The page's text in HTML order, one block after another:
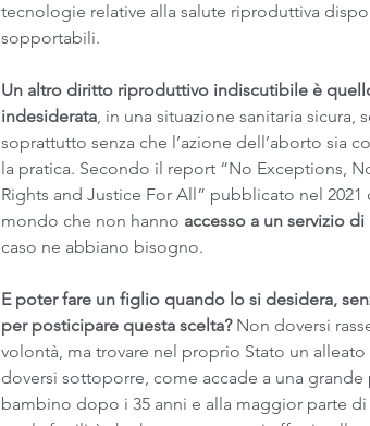
tecnologie relative alla salute riproduttiva
sopportabili.
Un altro diritto riproduttivo indiscutibile è
indesiderata, in una situazione sanitaria
soprattutto senza che l’azione dell’aborto sia
la pratica. Secondo il report “No Exceptions,
Rights and Justice For All” pubblicato nel
mondo che non hanno accesso a un servizio
caso ne abbiano bisogno.
E poter fare un figlio quando lo si desidera,
per posticipare questa scelta? Non doversi
volontà, ma trovare nel proprio Stato un
doversi sottoporre, come accade a una
bambino dopo i 35 anni e alla maggior parte